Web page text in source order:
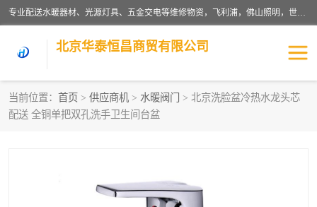
专业配送水暖器材、光源灯具、五金交电等维修物资，飞利浦，佛山照明，世达，博世，九牧，特陶等各产品涉及国内外知名品牌。公司专注与物业、学校、酒店、工厂等单位合作，提供一站式配送服务，降低客户综合成本。依托电子商务改变传统模式，以专业的团队为客户提供24H物资配送到达，货到月结、统一开票，便捷退换等服务，提高了企业的运营效率。
北京华泰恒昌商贸有限公司
当前位置： 首页 > 供应商机 > 水暖阀门
> 北京洗脸盆冷热水龙头芯
配送 全铜单把双孔洗手卫生间台盆
水暖阀门